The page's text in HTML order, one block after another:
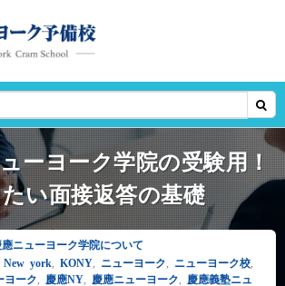
ーヨーク学院の受験用！
い面接返答の基礎
應ニューヨーク学院について
New york
KONY ニューヨーク ニューヨーク校
ヨーク 慶應NY 慶應ニューヨーク
慶應義塾ニュ